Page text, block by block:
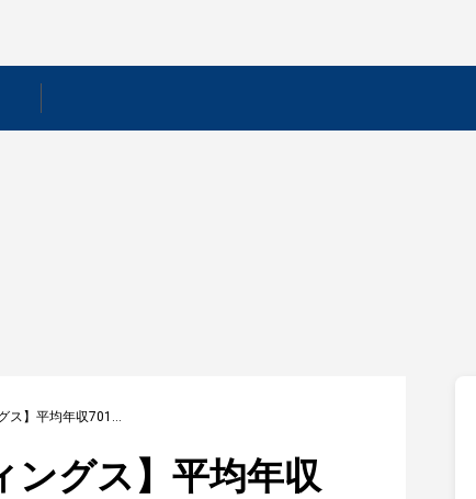
【エヌエフホールディングス】平均年収701万円｜年収推移・業界・年代・役職別など徹底解説！
ングス】平均年収